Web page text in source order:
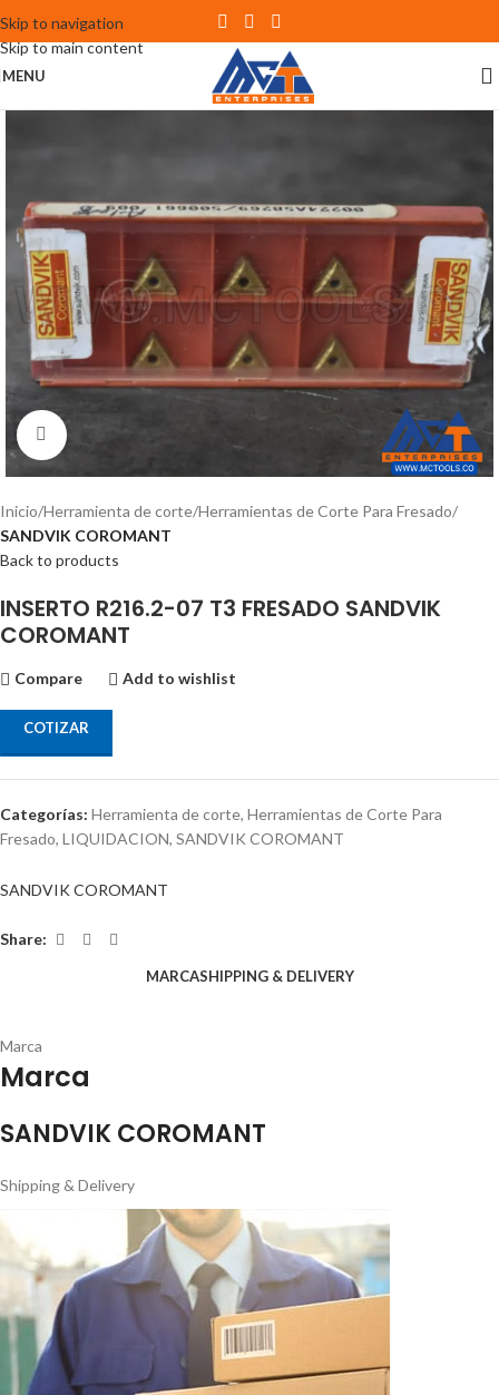
Skip to navigation
Skip to main content
MENU
Click to enlarge
Inicio Herramienta de corte Herramientas de Corte Para Fresado
SANDVIK COROMANT
Back to products
INSERTO R216.2-07 T3 FRESADO SANDVIK
COROMANT
Compare Add to wishlist
COTIZAR
Categorías: Herramienta de corte, Herramientas de Corte Para
Fresado, LIQUIDACION, SANDVIK COROMANT
SANDVIK COROMANT
Share:
MARCASHIPPING & DELIVERY
Marca
Marca
SANDVIK COROMANT
Shipping & Delivery